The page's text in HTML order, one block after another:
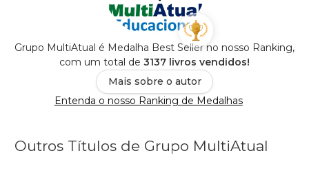
Grupo MultiAtual é Medalha Best Seller no nosso Ranking,
com um total de 3137 livros vendidos!
Mais sobre o autor
Entenda o nosso Ranking de Medalhas
Outros Títulos de Grupo MultiAtual